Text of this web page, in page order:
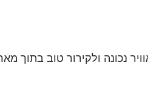
נכונה ולקירור טוב בתוך